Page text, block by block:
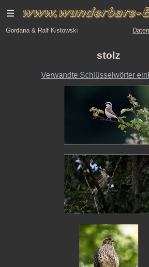
Gordana & Ralf Kistowski
stolz
Verwandte Schlüsselwörter